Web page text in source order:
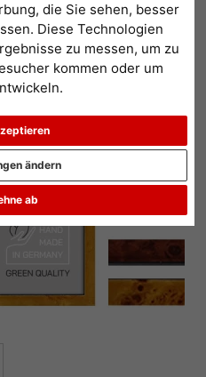
die Sie sehen, besser
Diese Technologien
zu messen, um zu
kommen oder um
ab
ändern